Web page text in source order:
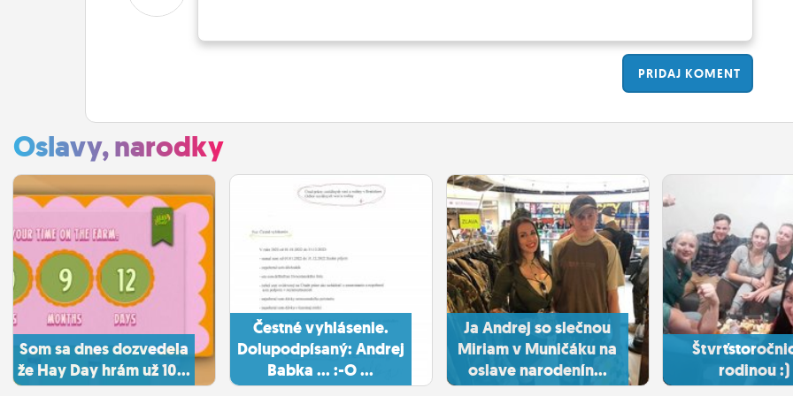
PRIDAJ KOMENT
Oslavy, narodky
Som sa dnes dozvedela
že Hay Day hrám už 10...
Čestné vyhlásenie.
Dolupodpísaný: Andrej
Babka ... :-O ...
Ja Andrej so slečnou
Miriam v Muničáku na
oslave narodenín...
rodinou :)